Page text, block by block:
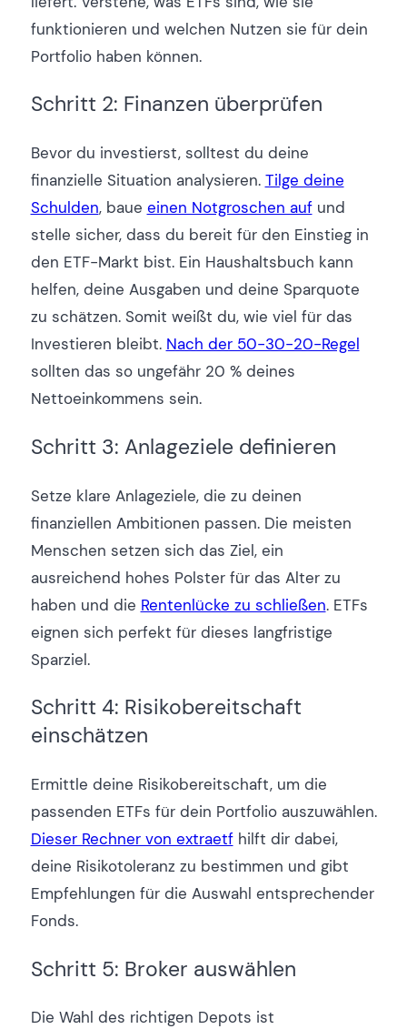
funktionieren und welchen Nutzen sie für dein
Portfolio haben können.
Schritt 2: Finanzen überprüfen
Bevor du investierst, solltest du deine
finanzielle Situation analysieren. Tilge deine
Schulden, baue einen Notgroschen aufund
stelle sicher, dass du bereit für den Einstieg in
den ETF-Markt bist. Ein Haushaltsbuch kann
helfen, deine Ausgaben und deine Sparquote
zu schätzen. Somit weißt du, wie viel für das
Investieren bleibt. Nach der 50-30-20-Regel
sollten das so ungefähr 20 % deines
Nettoeinkommens sein.
Schritt 3: Anlageziele definieren
Setze klare Anlageziele, die zu deinen
finanziellen Ambitionen passen. Die meisten
Menschen setzen sich das Ziel, ein
ausreichend hohes Polster für das Alter zu
haben und die Rentenlücke zu schließen. ETFs
eignen sich perfekt für dieses langfristige
Sparziel.
Schritt 4: Risikobereitschaft
einschätzen
Ermittle deine Risikobereitschaft, um die
passenden ETFs für dein Portfolio auszuwählen.
Dieser Rechner von extraetfhilft dir dabei,
deine Risikotoleranz zu bestimmen und gibt
Empfehlungen für die Auswahl entsprechender
Fonds.
Schritt 5: Broker auswählen
Die Wahl des richtigen Depots ist